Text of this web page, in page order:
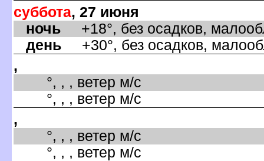
суббота, 27 июня
ночь +18°, без осадков,
день +30°, без осадков,
,
°, , , ветер м/с
°, , , ветер м/с
,
°, , , ветер м/с
°, , , ветер м/с